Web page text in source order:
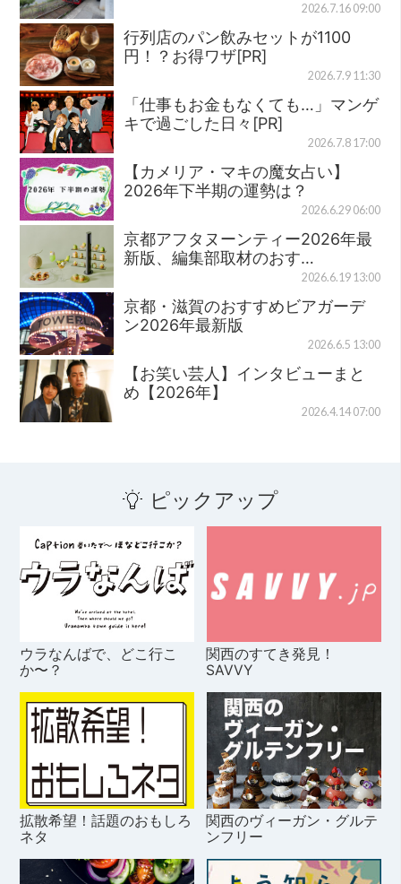
2026.7.16 09:00
行列店のパン飲みセットが1100
円！？お得ワザ[PR]
2026.7.9 11:30
「仕事もお金もなくても…」マンゲ
キで過ごした日々[PR]
2026.7.8 17:00
【カメリア・マキの魔女占い】
2026年下半期の運勢は？
2026.6.29 06:00
京都アフタヌーンティー2026年最
新版、編集部取材のおす…
2026.6.19 13:00
京都・滋賀のおすすめビアガーデ
ン2026年最新版
2026.6.5 13:00
【お笑い芸人】インタビューまと
め【2026年】
2026.4.14 07:00
ピックアップ
ウラなんばで、どこ行こ
か〜？
関西のすてき発見！
SAVVY
拡散希望！話題のおもしろ
ネタ
関西のヴィーガン・グルテ
ンフリー